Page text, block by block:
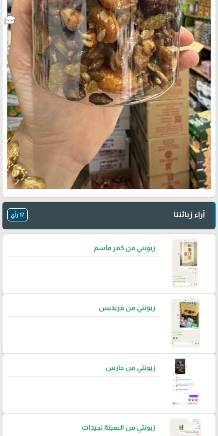
آراء زبائننا 17 رأي
زبونتي من كفر قاسم
زبونتي من فريديس
زبونتي من حارس
زبونتي من البعينة نجيدات